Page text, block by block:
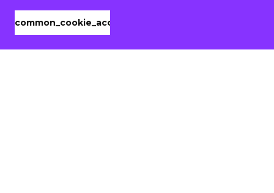
common_cookie_accept